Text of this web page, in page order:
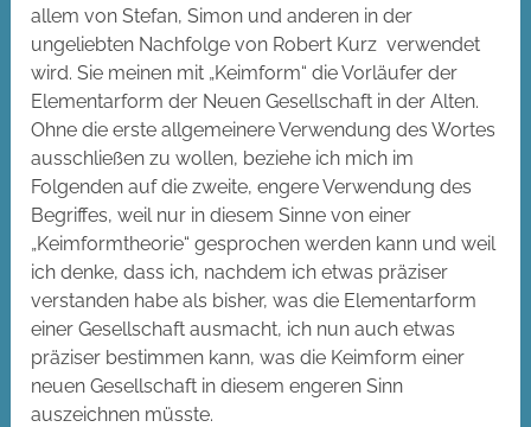
allem von Stefan, Simon und anderen in der
ungeliebten Nachfolge von Robert Kurz verwendet
wird. Sie meinen mit „Keimform“ die Vorläufer der
Elementarform der Neuen Gesellschaft in der Alten.
Ohne die erste allgemeinere Verwendung des Wortes
ausschließen zu wollen, beziehe ich mich im
Folgenden auf die zweite, engere Verwendung des
Begriffes, weil nur in diesem Sinne von einer
„Keimformtheorie“ gesprochen werden kann und weil
ich denke, dass ich, nachdem ich etwas präziser
verstanden habe als bisher, was die Elementarform
einer Gesellschaft ausmacht, ich nun auch etwas
präziser bestimmen kann, was die Keimform einer
neuen Gesellschaft in diesem engeren Sinn
auszeichnen müsste.